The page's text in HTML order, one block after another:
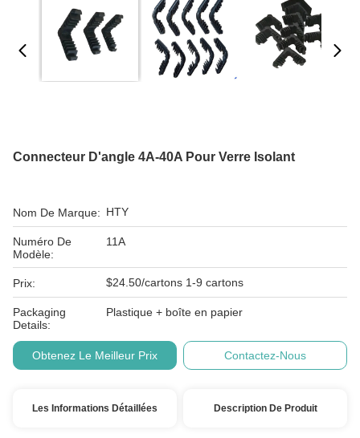
Connecteur D'angle 4A-40A Pour Verre Isolant
Nom De Marque: HTY
Numéro De
Modèle:
11A
Prix: $24.50/cartons 1-9 cartons
Packaging
Details:
Plastique + boîte en papier
Obtenez Le Meilleur Prix Contactez-Nous
Les Informations Détaillées Description De Produit